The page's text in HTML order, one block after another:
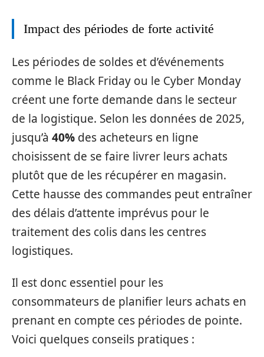
Impact des périodes de forte activité
Les périodes de soldes et d’événements
comme le Black Friday ou le Cyber Monday
créent une forte demande dans le secteur
de la logistique. Selon les données de 2025,
jusqu’à 40% des acheteurs en ligne
choisissent de se faire livrer leurs achats
plutôt que de les récupérer en magasin.
Cette hausse des commandes peut entraîner
des délais d’attente imprévus pour le
traitement des colis dans les centres
logistiques.
Il est donc essentiel pour les
consommateurs de planifier leurs achats en
prenant en compte ces périodes de pointe.
Voici quelques conseils pratiques :